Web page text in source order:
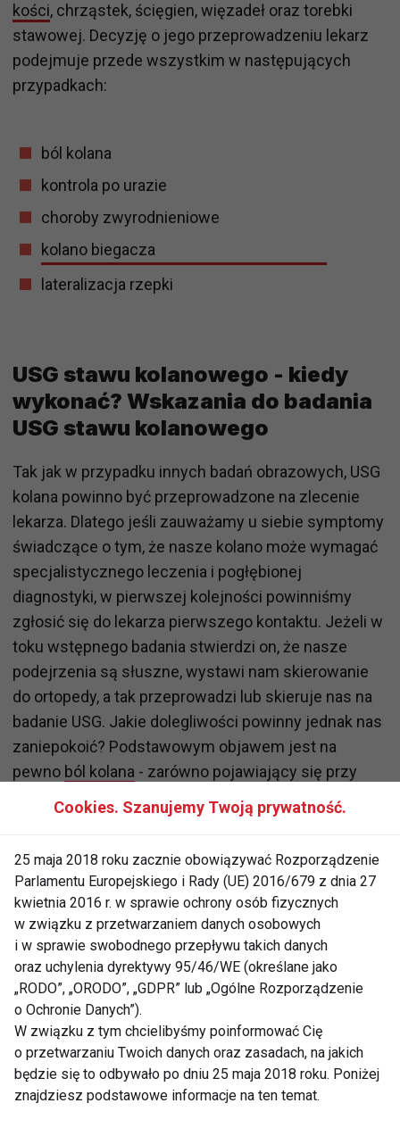
kości, chrząstek, ścięgien, więzadeł oraz torebki
stawowej. Decyzję o jego przeprowadzeniu lekarz
podejmuje przede wszystkim w następujących
przypadkach:
ból kolana
kontrola po urazie
choroby zwyrodnieniowe
kolano biegacza
lateralizacja rzepki
USG stawu kolanowego - kiedy
wykonać? Wskazania do badania
USG stawu kolanowego
Tak jak w przypadku innych badań obrazowych, USG
kolana powinno być przeprowadzone na zlecenie
lekarza. Dlatego jeśli zauważamy u siebie symptomy
świadczące o tym, że nasze kolano może wymagać
specjalistycznego leczenia i pogłębionej
diagnostyki, w pierwszej kolejności powinniśmy
zgłosić się do lekarza pierwszego kontaktu. Jeżeli w
toku wstępnego badania stwierdzi on, że nasze
podejrzenia są słuszne, wystawi nam skierowanie
do ortopedy, a tak przeprowadzi lub skieruje nas na
badanie USG. Jakie dolegliwości powinny jednak nas
zaniepokoić? Podstawowym objawem jest na
pewno ból kolana - zarówno pojawiający się przy
aktywności, jak i podczas spoczynku. Do wizyty o u
lekarza powinny też skłonić nas również
np. guzy.
Badanie USG kolana - jakie
choroby wykrywa? Schorzenia i
dysfunkcje w obrębie stawu
kolanowego
Badanie USG jest zasadniczo badaniem
bezpiecznym i bezinwazyjnym. Lista
Cookies. Szanujemy Twoją prywatność.
25 maja 2018 roku zacznie obowiązywać Rozporządzenie
Parlamentu Europejskiego i Rady (UE) 2016/679 z dnia 27
kwietnia 2016 r. w sprawie ochrony osób fizycznych
w związku z przetwarzaniem danych osobowych
i w sprawie swobodnego przepływu takich danych
oraz uchylenia dyrektywy 95/46/WE (określane jako
„RODO”, „ORODO”, „GDPR” lub „Ogólne Rozporządzenie
o Ochronie Danych”).
W związku z tym chcielibyśmy poinformować Cię
o przetwarzaniu Twoich danych oraz zasadach, na jakich
będzie się to odbywało po dniu 25 maja 2018 roku. Poniżej
znajdziesz podstawowe informacje na ten temat.